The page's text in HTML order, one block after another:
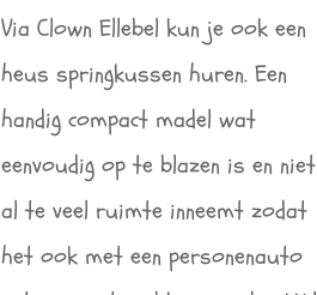
Via Clown Ellebel kun je ook een
heus springkussen huren. Een
handig compact madel wat
eenvoudig op te blazen is en niet
al te veel ruimte inneemt zodat
het ook met een personenauto